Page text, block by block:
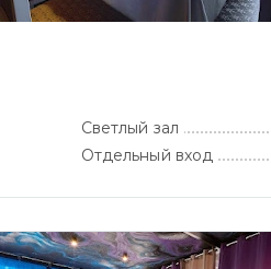
Светлый зал
Отдельный вход